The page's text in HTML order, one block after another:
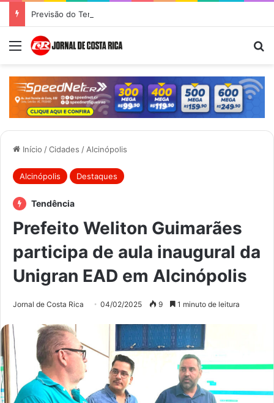
Previsão do Tempo para Costa Rica nesta quinta-feira (6)
Menu
Início /Cidades / Alcinópolis
Alcinópolis Destaques
Tendência
Prefeito Weliton Guimarães
participa de aula inaugural da
Unigran EAD em Alcinópolis
Jornal de Costa Rica 04/02/2025 9 1 minuto de leitura